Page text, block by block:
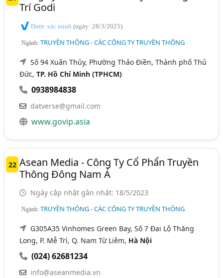
Trí Godi
Được xác minh(ngày: 28/3/2025)
Ngành:TRUYỀN THÔNG - CÁC CÔNG TY TRUYỀN THÔNG
Số 94 Xuân Thủy, Phường Thảo Điền, Thành phố Thủ
Đức,TP. Hồ Chí Minh (TPHCM)
0938984838
datverse@gmail.com
www.govip.asia
22 Asean Media - Công Ty Cổ Phẩn Truyền
Thông Đông Nam Á
Ngày cập nhật gần nhất: 18/5/2023
Ngành:TRUYỀN THÔNG - CÁC CÔNG TY TRUYỀN THÔNG
G305A35 Vinhomes Green Bay, Số 7 Đại Lộ Thăng
Long, P. Mễ Trì, Q. Nam Từ Liêm, Hà Nội
(024) 62681234
info@aseanmedia.vn